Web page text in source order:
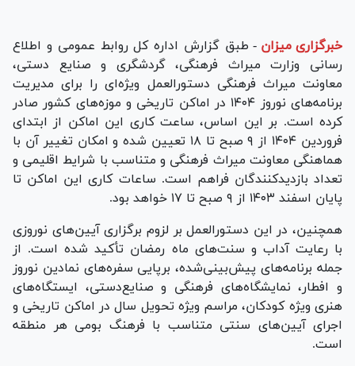
خبرگزاری میزان - طبق گزارش اداره کل روابط عمومی و اطلاع
رسانی وزارت میراث فرهنگی، گردشگری و صنایع دستی،
معاونت میراث فرهنگی دستورالعمل ویژه‌ای را برای مدیریت
برنامه‌های نوروز ۱۴۰۴ در اماکن تاریخی و موزه‌های کشور صادر
کرده است. بر این اساس، ساعت کاری این اماکن از ابتدای
فروردین ۱۴۰۴ از ۹ صبح تا ۱۸ تعیین شده و امکان تغییر آن با
هماهنگی معاونت میراث فرهنگی و متناسب با شرایط اقلیمی و
تعداد بازدیدکنندگان فراهم است. ساعات کاری این اماکن تا
پایان اسفند ۱۴۰۳ از ۹ صبح تا ۱۷ خواهد بود.
همچنین، در این دستورالعمل بر لزوم برگزاری آیین‌های نوروزی
با رعایت آداب و سنت‌های ماه رمضان تأکید شده است. از
جمله برنامه‌های پیش‌بینی‌شده، برپایی سفره‌های نمادین نوروز
و افطار، نمایشگاه‌های فرهنگی و صنایع‌دستی، ایستگاه‌های
هنری ویژه کودکان، مراسم ویژه تحویل سال در اماکن تاریخی و
اجرای آیین‌های سنتی متناسب با فرهنگ بومی هر منطقه
است.